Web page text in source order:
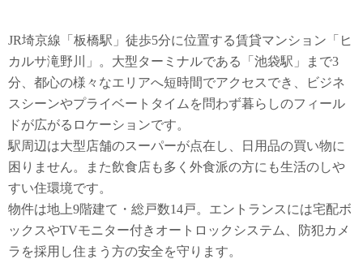
JR埼京線「板橋駅」徒歩5分に位置する賃貸マンション「ヒ
カルサ滝野川」。大型ターミナルである「池袋駅」まで3
分、都心の様々なエリアへ短時間でアクセスでき、ビジネ
スシーンやプライベートタイムを問わず暮らしのフィール
ドが広がるロケーションです。
駅周辺は大型店舗のスーパーが点在し、日用品の買い物に
困りません。また飲食店も多く外食派の方にも生活のしや
すい住環境です。
物件は地上9階建て・総戸数14戸。エントランスには宅配ボ
ックスやTVモニター付きオートロックシステム、防犯カメ
ラを採用し住まう方の安全を守ります。